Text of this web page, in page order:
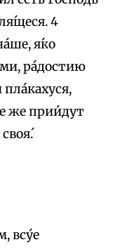
4
я́ко
ра́достию
же прии́дут
всу́е